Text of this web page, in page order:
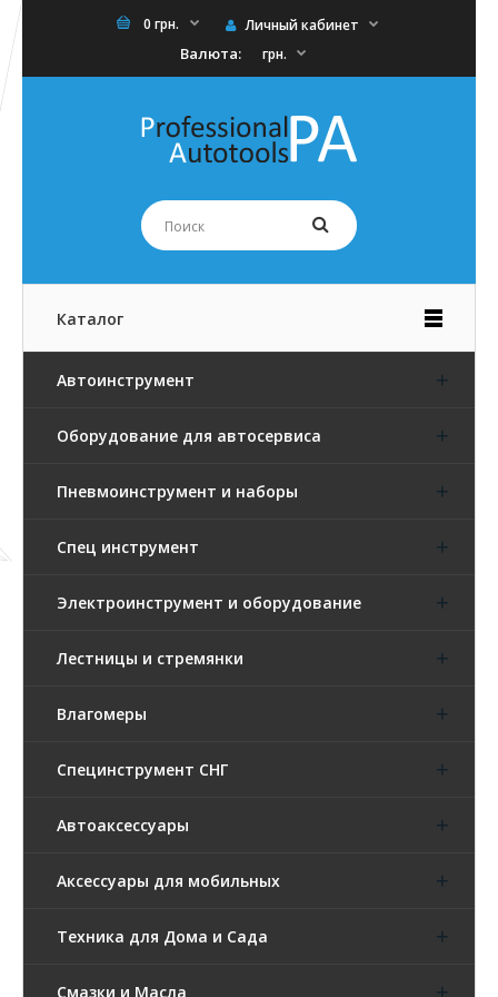
0 грн. Личный кабинет
Валюта: грн.
Каталог
Автоинструмент
Оборудование для автосервиса
Пневмоинструмент и наборы
Спец инструмент
Электроинструмент и оборудование
Лестницы и стремянки
Влагомеры
Специнструмент СНГ
Автоаксессуары
Аксессуары для мобильных
Техника для Дома и Сада
Смазки и Масла